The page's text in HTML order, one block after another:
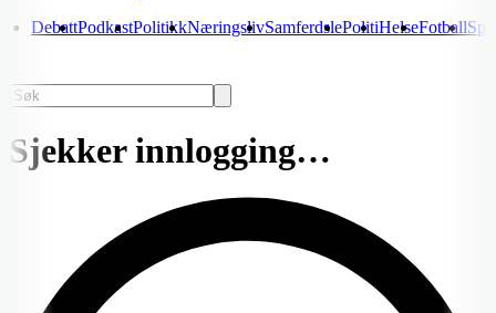
DebattPodkastPolitikkNæringslivSamferdslePolitiHelseFotball
Sjekker innlogging…